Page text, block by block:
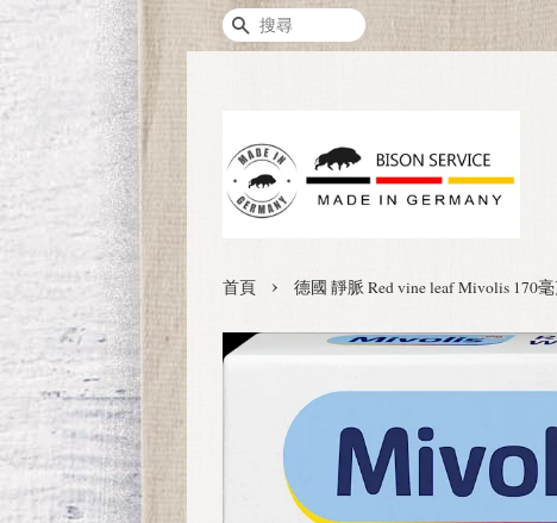
搜尋
首頁 › 德國 靜脈 Red vine leaf Mivolis 170